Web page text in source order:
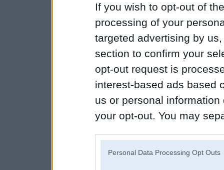
If you wish to opt-out of
processing of your
targeted advertising by
section to confirm your
opt-out request is
interest-based ads based
us or personal
your opt-out. You may
Personal Data Processing Opt Outs